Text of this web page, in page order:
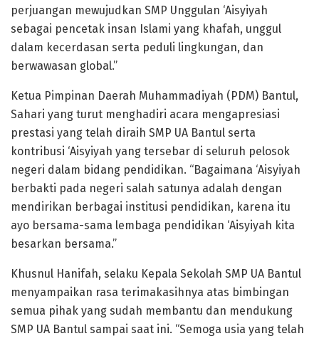
perjuangan mewujudkan SMP Unggulan ‘Aisyiyah
sebagai pencetak insan Islami yang khafah, unggul
dalam kecerdasan serta peduli lingkungan, dan
berwawasan global.”
Ketua Pimpinan Daerah Muhammadiyah (PDM) Bantul,
Sahari yang turut menghadiri acara mengapresiasi
prestasi yang telah diraih SMP UA Bantul serta
kontribusi ‘Aisyiyah yang tersebar di seluruh pelosok
negeri dalam bidang pendidikan. “Bagaimana ‘Aisyiyah
berbakti pada negeri salah satunya adalah dengan
mendirikan berbagai institusi pendidikan, karena itu
ayo bersama-sama lembaga pendidikan ‘Aisyiyah kita
besarkan bersama.”
Khusnul Hanifah, selaku Kepala Sekolah SMP UA Bantul
menyampaikan rasa terimakasihnya atas bimbingan
semua pihak yang sudah membantu dan mendukung
SMP UA Bantul sampai saat ini. “Semoga usia yang telah